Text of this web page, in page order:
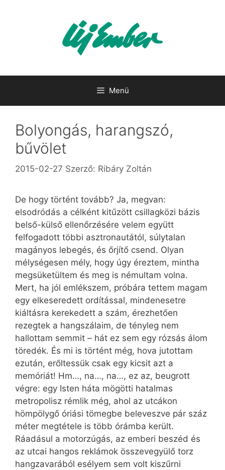
Menü
Bolyongás, harangszó,
bűvölet
2015-02-27 Szerző: Ribáry Zoltán
De hogy történt tovább? Ja, megvan:
elsodródás a célként kitűzött csillagközi bázis
belső-külső ellenőrzésére velem együtt
felfogadott többi asztronautától, súlytalan
magányos lebegés, és őrjítő csend. Olyan
mélységesen mély, hogy úgy éreztem, mintha
megsüketültem és meg is némultam volna.
Mert, ha jól emlékszem, próbára tettem magam
egy elkeseredett ordítással, mindenesetre
kiáltásra kerekedett a szám, érezhetően
rezegtek a hangszálaim, de tényleg nem
hallottam semmit – hát ez sem egy rózsás álom
töredék. És mi is történt még, hova jutottam
ezután, erőltessük csak egy kicsit azt a
memóriát! Hm…, na…, na…, ez az, beugrott
végre: egy Isten háta mögötti hatalmas
metropolisz rémlik még, ahol az utcákon
hömpölygő óriási tömegbe beleveszve pár száz
méter megtétele is több órámba került.
Ráadásul a motorzúgás, az emberi beszéd és
az utcai hangos reklámok összevegyülő torz
hangzavarából esélyem sem volt kiszűrni